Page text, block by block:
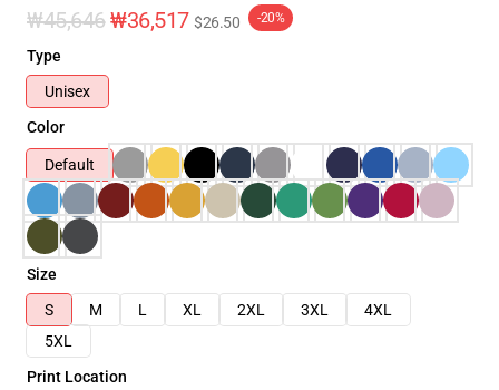
₩45,646₩36,517 $26.50 -20%
Type
Unisex
Color
Default
Size
S
M L XL 2XL 3XL
4XL
5XL
Print Location